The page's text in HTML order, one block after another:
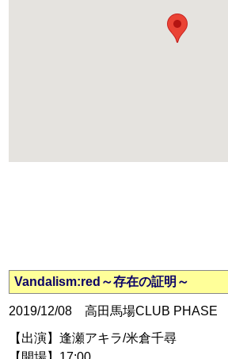
Vandalism:red～存在の証明～
2019/12/08 高田馬場CLUB PHASE
【出演】逢瀬アキラ/米倉千尋